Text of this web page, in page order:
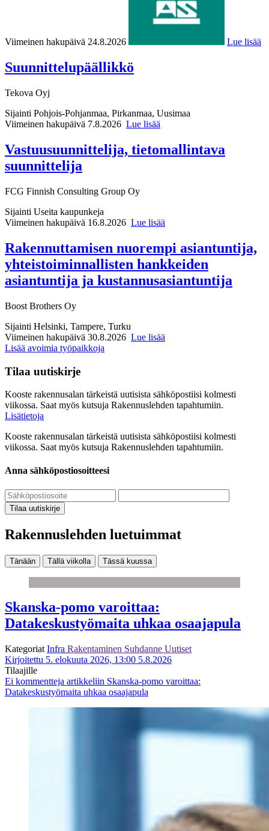
Viimeinen hakupäivä 24.8.2026 Lue lisää
Suunnittelupäällikkö
Tekova Oyj
Sijainti Pohjois-Pohjanmaa, Pirkanmaa, Uusimaa
Viimeinen hakupäivä 7.8.2026 Lue lisää
Vastuusuunnittelija, tietomallintava
suunnittelija
FCG Finnish Consulting Group Oy
Sijainti Useita kaupunkeja
Viimeinen hakupäivä 16.8.2026 Lue lisää
Rakennuttamisen nuorempi asiantuntija,
yhteistoiminnallisten hankkeiden
asiantuntija ja kustannusasiantuntija
Boost Brothers Oy
Sijainti Helsinki, Tampere, Turku
Viimeinen hakupäivä 30.8.2026 Lue lisää
Lisää avoimia työpaikkoja
Tilaa uutiskirje
Kooste rakennusalan tärkeistä uutisista sähköpostiisi kolmesti
viikossa. Saat myös kutsuja Rakennuslehden tapahtumiin.
Lisätietoja
Kooste rakennusalan tärkeistä uutisista sähköpostiisi kolmesti
viikossa. Saat myös kutsuja Rakennuslehden tapahtumiin.
Anna sähköpostiosoitteesi
Tilaa uutiskirje
Rakennuslehden luetuimmat
Tänään Tällä viikolla Tässä kuussa
Skanska-pomo varoittaa:
Datakeskustyömaita uhkaa osaajapula
Kategoriat Infra Rakentaminen Suhdanne Uutiset
Kirjoitettu 5. elokuuta 2026, 13:00 5.8.2026
Tilaajille
Ei kommentteja artikkeliin Skanska-pomo varoittaa:
Datakeskustyömaita uhkaa osaajapula